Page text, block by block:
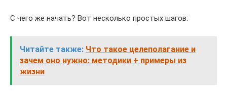
С чего же начать? Вот несколько простых шагов:
Читайте также: Что такое целеполагание и
зачем оно нужно: методики + примеры из
жизни